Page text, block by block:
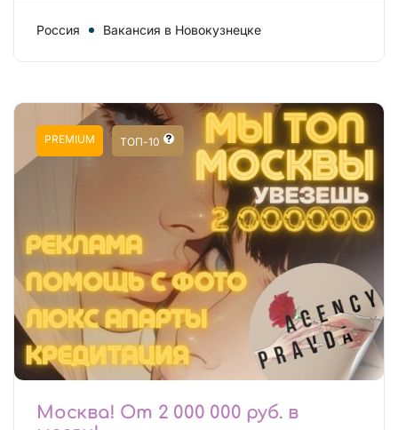
Россия Вакансия в Новокузнецке
PREMIUM ТОП-10
Москва! От 2 000 000 руб. в